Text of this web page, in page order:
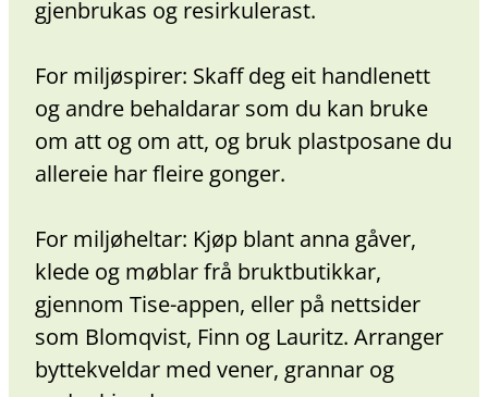
gjenbrukas og resirkulerast.
For miljøspirer: Skaff deg eit handlenett
og andre behaldarar som du kan bruke
om att og om att, og bruk plastposane du
allereie har fleire gonger.
For miljøheltar: Kjøp blant anna gåver,
klede og møblar frå bruktbutikkar,
gjennom Tise-appen, eller på nettsider
som Blomqvist, Finn og Lauritz. Arranger
byttekveldar med vener, grannar og